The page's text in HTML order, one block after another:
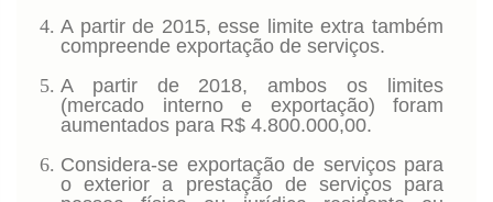
A partir de 2015, esse limite extra também
compreende exportação de serviços.
A partir de 2018, ambos os limites
(mercado interno e exportação) foram
aumentados para R$ 4.800.000,00.
Considera-se exportação de serviços para
o exterior a prestação de serviços para